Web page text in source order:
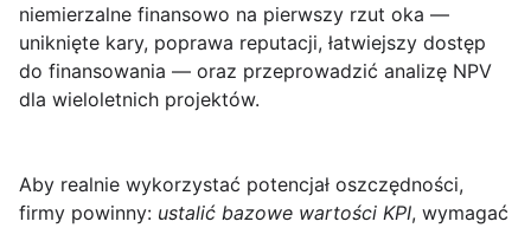
niemierzalne finansowo na pierwszy rzut oka —
uniknięte kary, poprawa reputacji, łatwiejszy dostęp
do finansowania — oraz przeprowadzić analizę NPV
dla wieloletnich projektów.
Aby realnie wykorzystać potencjał oszczędności,
firmy powinny: ustalić bazowe wartości KPI, wymagać